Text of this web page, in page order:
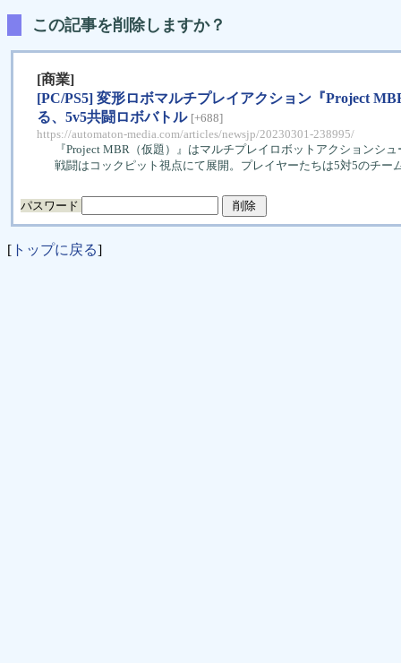
この記事を削除しますか？
[商業]
[PC/PS5] 変形ロボマルチプレイアクション『Project
る、5v5共闘ロボバトル [+688]
https://automaton-media.com/articles/newsjp/20230301-238995/
『Project MBR（仮題）』はマルチプレイロボットアクションシ
戦闘はコックピット視点にて展開。プレイヤーたちは5対5のチー
パスワード
[ トップに戻る]